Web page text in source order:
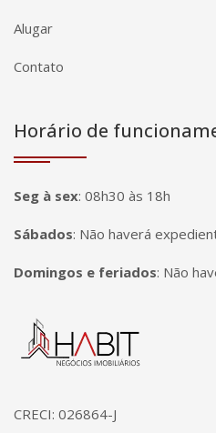
Alugar
Contato
Horário de
Seg à sex: 08h30 às 18h
Sábados: Não haverá
Domingos e feriados: Não
Página inicial
CRECI: 026864-J